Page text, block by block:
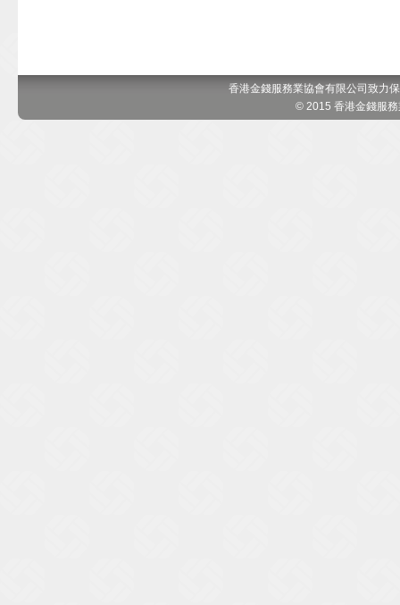
香港金錢服務業協會有限公司致力
© 2015 香港金錢服